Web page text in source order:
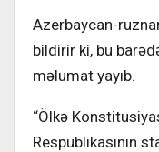
Azerbaycan-
bildirir ki, bu
məlumat yayıb.
“Ölkə
Respublikasının